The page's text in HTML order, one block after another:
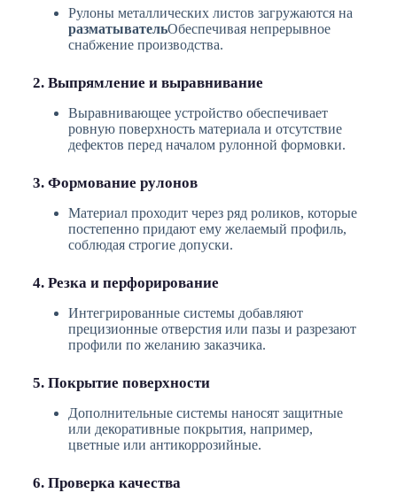
Рулоны металлических листов загружаются на
разматывательОбеспечивая непрерывное
снабжение производства.
2. Выпрямление и выравнивание
Выравнивающее устройство обеспечивает
ровную поверхность материала и отсутствие
дефектов перед началом рулонной формовки.
3. Формование рулонов
Материал проходит через ряд роликов, которые
постепенно придают ему желаемый профиль,
соблюдая строгие допуски.
4. Резка и перфорирование
Интегрированные системы добавляют
прецизионные отверстия или пазы и разрезают
профили по желанию заказчика.
5. Покрытие поверхности
Дополнительные системы наносят защитные
или декоративные покрытия, например,
цветные или антикоррозийные.
6. Проверка качества